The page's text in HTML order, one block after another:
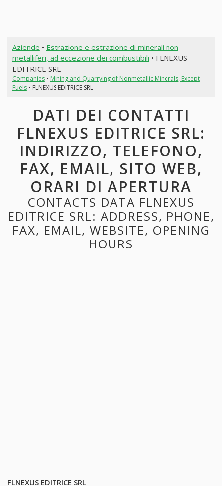
Aziende • Estrazione e estrazione di minerali non
metalliferi, ad eccezione dei combustibili • FLNEXUS
EDITRICE SRL
Companies• Mining and Quarrying of Nonmetallic Minerals, Except
Fuels• FLNEXUS EDITRICE SRL
DATI DEI CONTATTI
FLNEXUS EDITRICE SRL:
INDIRIZZO, TELEFONO,
FAX, EMAIL, SITO WEB,
ORARI DI APERTURA
CONTACTS DATA FLNEXUS
EDITRICE SRL: ADDRESS, PHONE,
FAX, EMAIL, WEBSITE, OPENING
HOURS
FLNEXUS EDITRICE SRL